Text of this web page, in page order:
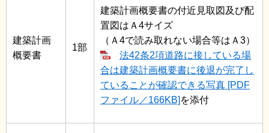
建築計画
概要書
1部
建築計画概要書の付近見取図及び配
置図はＡ4サイズ
（Ａ4で読み取れない場合等はＡ3）
法42条2項道路に接している場
合は建築計画概要書に後退が完了し
ていることが確認できる写真 [PDF
ファイル／166KB] を添付